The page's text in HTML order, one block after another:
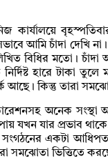
কার্যালয়ে
আমি চাঁদা দেখি
বিধির মতো। চাঁদা
হারে টাকা
আছে। কিন্তু তারা
অনেক সংস্থা
যখন যার প্রভাব
একটা
সমঝোতা ভিত্তিতে